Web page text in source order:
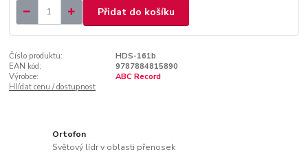
Přidat do košíku
Číslo produktu:
HDS-161b
EAN kód:
9787884815890
Výrobce:
ABC Record
Hlídat cenu / dostupnost
Ortofon
Světový lídr v oblasti přenosek